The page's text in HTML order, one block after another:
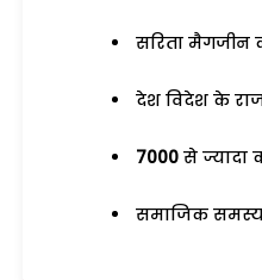
सरिता मैगजीन
देश विदेश के
7000 से ज्यादा
समाजिक